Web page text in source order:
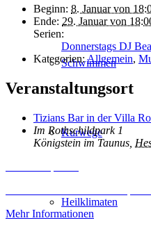
Schwimmen
Kurwege
Heilklimaten
Beginn: 8. Januar von
Ende: 29. Januar von
Serien:
Donnerstags DJ
Kategorien:Allgemein,
Veranstaltungsort
Tizians Bar in der Villa
Im Rothschildpark 1
Königstein im Taunus
Mehr Informationen